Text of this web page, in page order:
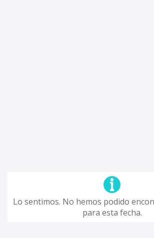
Lo sentimos. No hemos podido
para esta fecha.